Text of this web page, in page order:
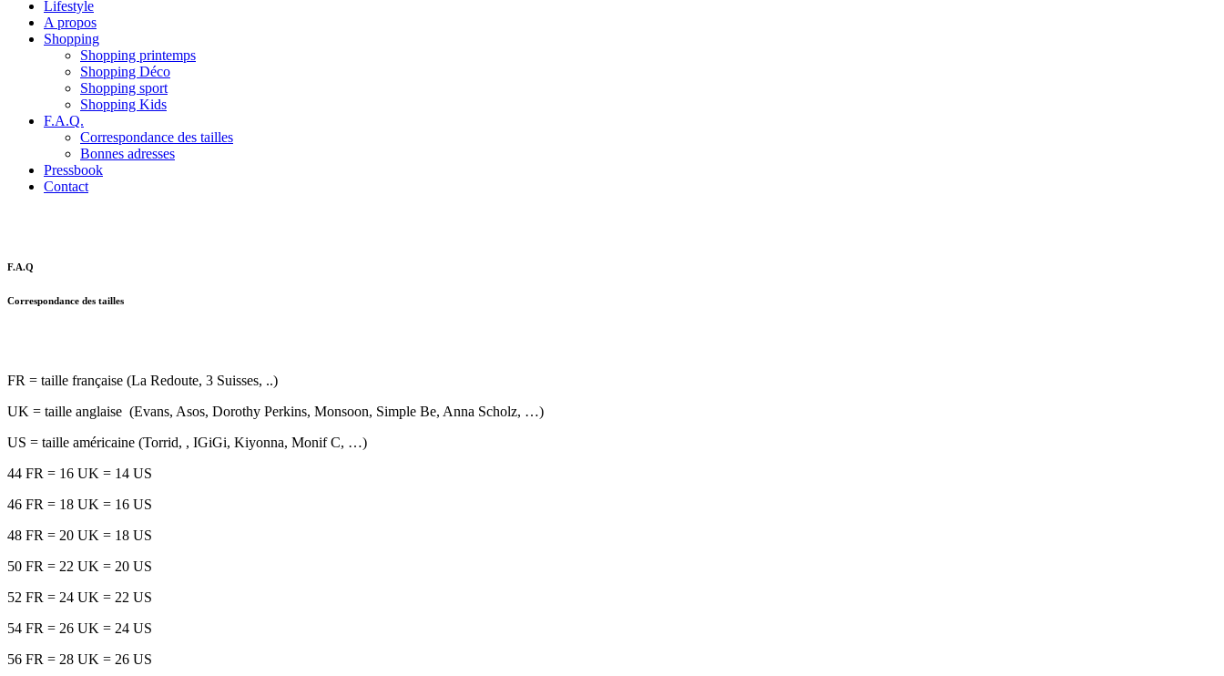
Lifestyle
A propos
Shopping
Shopping printemps
Shopping Déco
Shopping sport
Shopping Kids
F.A.Q.
Correspondance des tailles
Bonnes adresses
Pressbook
Contact
F.A.Q
Correspondance des tailles
FR = taille française (La Redoute, 3 Suisses, ..)
UK = taille anglaise (Evans, Asos, Dorothy Perkins, Monsoon, Simple Be, Anna Scholz, …)
US = taille américaine (Torrid, , IGiGi, Kiyonna, Monif C, …)
44 FR = 16 UK = 14 US
46 FR = 18 UK = 16 US
48 FR = 20 UK = 18 US
50 FR = 22 UK = 20 US
52 FR = 24 UK = 22 US
54 FR = 26 UK = 24 US
56 FR = 28 UK = 26 US